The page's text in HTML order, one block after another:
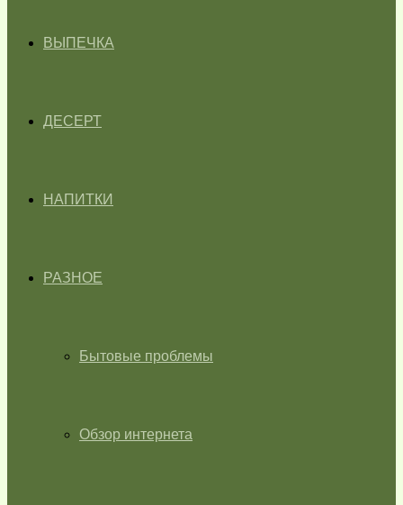
ВЫПЕЧКА
ДЕСЕРТ
НАПИТКИ
РАЗНОЕ
Бытовые проблемы
Обзор интернета